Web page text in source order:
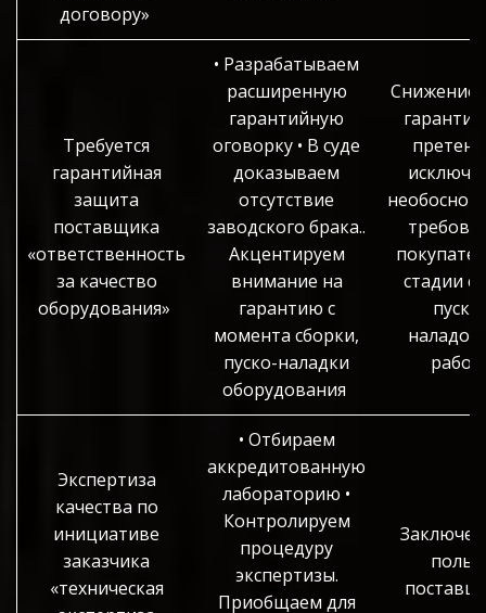
договору»
Требуется
гарантийная
защита
поставщика
«ответственность
за качество
оборудования»
• Разрабатываем
расширенную
гарантийную
оговорку • В суде
доказываем
отсутствие
заводского брака..
Акцентируем
внимание на
гарантию с
момента сборки,
пуско-наладки
оборудования
Снижение
стадии
пуско-
Экспертиза
качества по
инициативе
заказчика
«техническая
• Отбираем
аккредитованную
лабораторию •
Контролируем
процедуру
экспертизы.
Приобщаем для